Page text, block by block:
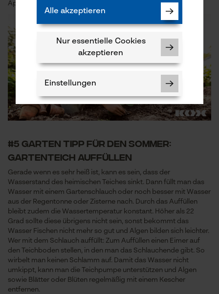
Äpfel, Birnen, Erdbeeren, Himbeeren, Rhabarber und Kirschen.
#5 Garten Tipp für den Sommer:
Gartenteich auffüllen
Gerade wenn es sehr heiß ist, kann es sein, dass der
Wasserstand des heimischen Teiches sinkt. Dann füllt man das
Wasser mit einem Gartenschlauch oder noch besser mit Wasser
aus der Regentonne oder Zisterne nach. Durch das Auffüllen
bleibt zudem die Wassertemperatur konstant. Höher als 22
Grad sollte diese übrigens nicht sein, sonst bekommt das
Wasser Fischen nicht mehr so gut und Algen bilden sich leichter.
Wer mit dem Schlauch auffüllt: Zum Auffüllen einen Eimer auf
den Teichboden stellen, in den man das Schlauchende gibt. So
wirbelt man keinen Schlamm auf. Damit das Wasser nicht
umkippt, kann man die Teichpumpe unterstützen und Algen
sowie Blätter oder Blüten regelmäßig mit einem Kescher
entfernen.
Alle akzeptieren
Nur essentielle Cookies
akzeptieren
Einstellungen
Notwendige Cookies
Prüfung setzen von Cookies
Session ID
Speichern der Auswahl zur
Datenverarbeitung
Econda Tag Manager